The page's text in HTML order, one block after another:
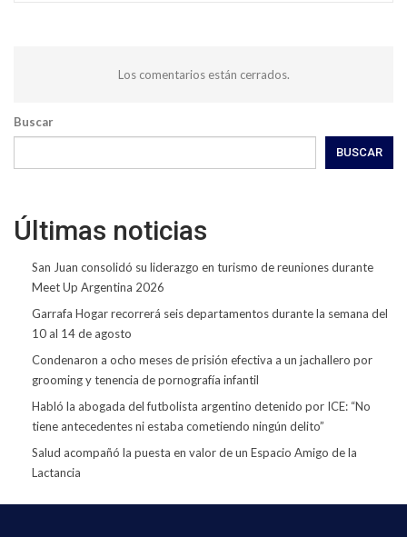
Los comentarios están cerrados.
Buscar
BUSCAR
Últimas noticias
San Juan consolidó su liderazgo en turismo de reuniones durante
Meet Up Argentina 2026
Garrafa Hogar recorrerá seis departamentos durante la semana del
10 al 14 de agosto
Condenaron a ocho meses de prisión efectiva a un jachallero por
grooming y tenencia de pornografía infantil
Habló la abogada del futbolista argentino detenido por ICE: “No
tiene antecedentes ni estaba cometiendo ningún delito”
Salud acompañó la puesta en valor de un Espacio Amigo de la
Lactancia